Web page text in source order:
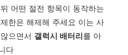
어떤 절전 항목이 동작하는
한은 해제해 주세요 이는 사
으면서 갤럭시 배터리를 아
다